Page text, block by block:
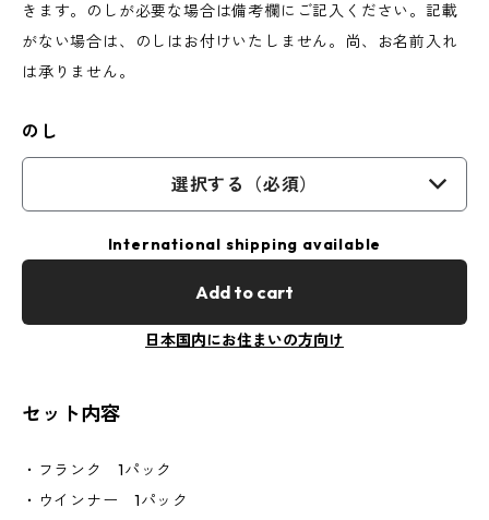
きます。のしが必要な場合は備考欄にご記入ください。記載
がない場合は、のしはお付けいたしません。尚、お名前入れ
は承りません。
のし
選択する（必須）
International shipping available
Add to cart
日本国内にお住まいの方向け
セット内容
・フランク 1パック
・ウインナー 1パック